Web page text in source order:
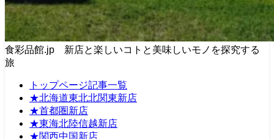
食彩品館.jp 新店と楽しいコトと美味しいモノを探究する
旅
トップページ記事一覧
★北海道東北北関東新店
★首都圏新店
★東海北陸信越新店
★関西中国新店